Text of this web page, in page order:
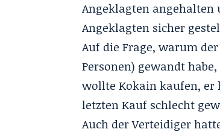
Angeklagten
Angeklagten sicher
Auf die Frage, warum
Personen) gewandt
wollte Kokain kaufen, er
letzten Kauf schlecht
Auch der Verteidiger